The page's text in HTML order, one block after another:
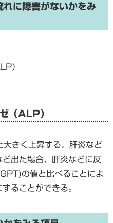
れに障害がないかをみ
）
（ALP）
きく上昇する。肝炎など
出た場合、肝炎などに反
の値と比べることによ
ることができる。